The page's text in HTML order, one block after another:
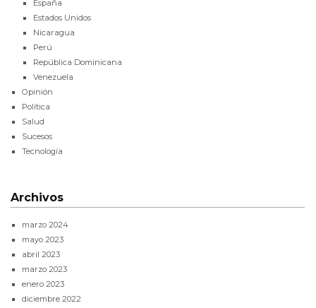
España
Estados Unidos
Nicaragua
Perú
República Dominicana
Venezuela
Opinión
Política
Salud
Sucesos
Tecnología
Archivos
marzo 2024
mayo 2023
abril 2023
marzo 2023
enero 2023
diciembre 2022